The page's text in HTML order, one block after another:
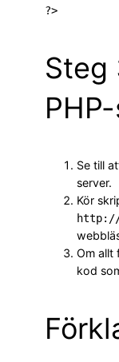
Steg
Se till
server.
Kör
http://
Om allt
kod